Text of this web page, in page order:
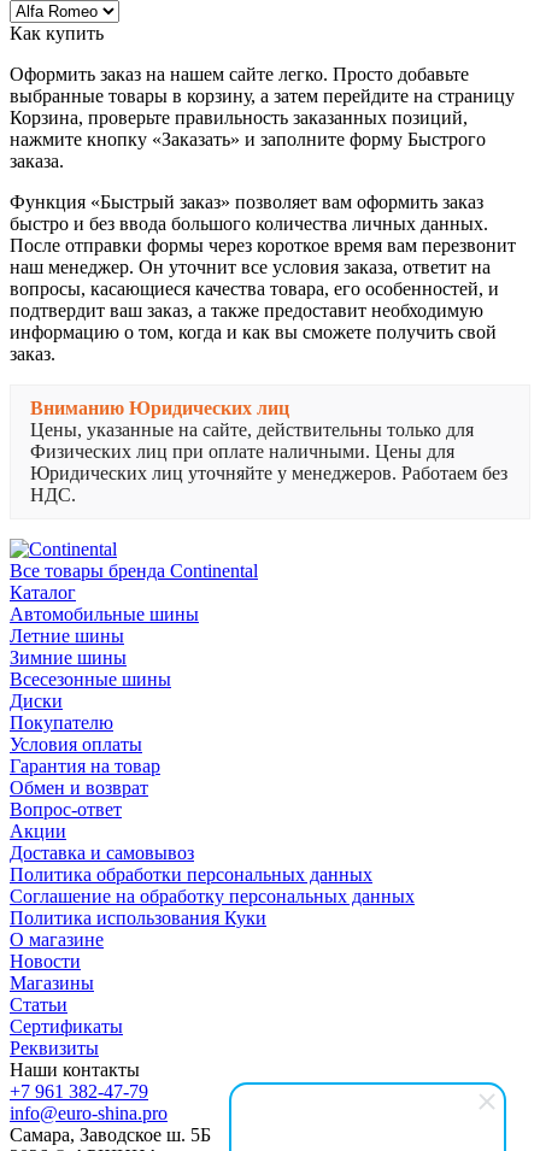
Как купить
Оформить заказ на нашем сайте легко. Просто добавьте
выбранные товары в корзину, а затем перейдите на страницу
Корзина, проверьте правильность заказанных позиций,
нажмите кнопку «Заказать» и заполните форму Быстрого
заказа.
Функция «Быстрый заказ» позволяет вам оформить заказ
быстро и без ввода большого количества личных данных.
После отправки формы через короткое время вам перезвонит
наш менеджер. Он уточнит все условия заказа, ответит на
вопросы, касающиеся качества товара, его особенностей, и
подтвердит ваш заказ, а также предоставит необходимую
информацию о том, когда и как вы сможете получить свой
заказ.
Вниманию Юридических лиц
Цены, указанные на сайте, действительны только для
Физических лиц при оплате наличными. Цены для
Юридических лиц уточняйте у менеджеров. Работаем без
НДС.
Все товары бренда Continental
Каталог
Автомобильные шины
Летние шины
Зимние шины
Всесезонные шины
Диски
Покупателю
Условия оплаты
Гарантия на товар
Обмен и возврат
Вопрос-ответ
Акции
Доставка и самовывоз
Политика обработки персональных данных
Соглашение на обработку персональных данных
Политика использования Куки
О магазине
Новости
Магазины
Статьи
Сертификаты
Реквизиты
Наши контакты
+7 961 382-47-79
info@euro-shina.pro
Самара, Заводское ш. 5Б